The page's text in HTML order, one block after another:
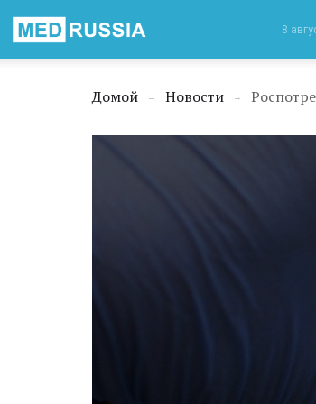
8
Домой → Новости →